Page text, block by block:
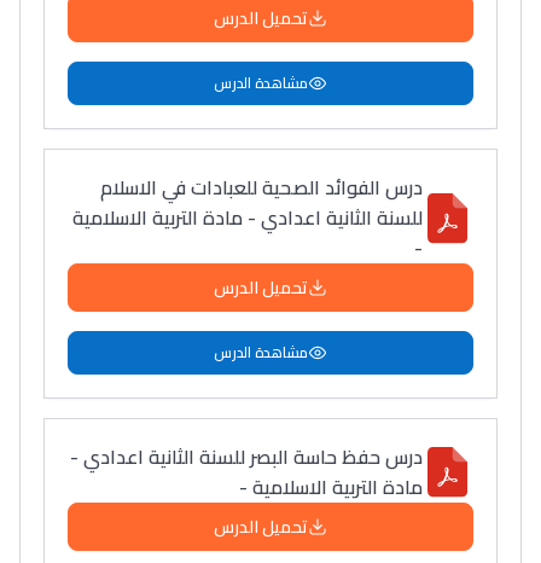
تحميل الدرس
مشاهدة الدرس
درس الفوائد الصحية للعبادات في الاسلام
للسنة الثانية اعدادي - مادة التربية الاسلامية
-
تحميل الدرس
مشاهدة الدرس
درس حفظ حاسة البصر للسنة الثانية اعدادي -
مادة التربية الاسلامية -
تحميل الدرس